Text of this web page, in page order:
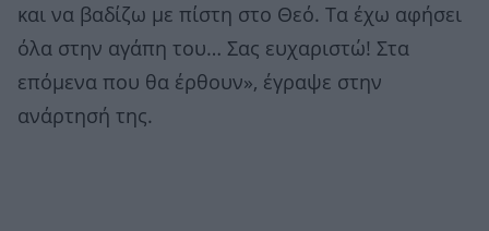
και να βαδίζω με πίστη στο Θεό. Τα έχω αφήσει
όλα στην αγάπη του… Σας ευχαριστώ! Στα
επόμενα που θα έρθουν», έγραψε στην
ανάρτησή της.